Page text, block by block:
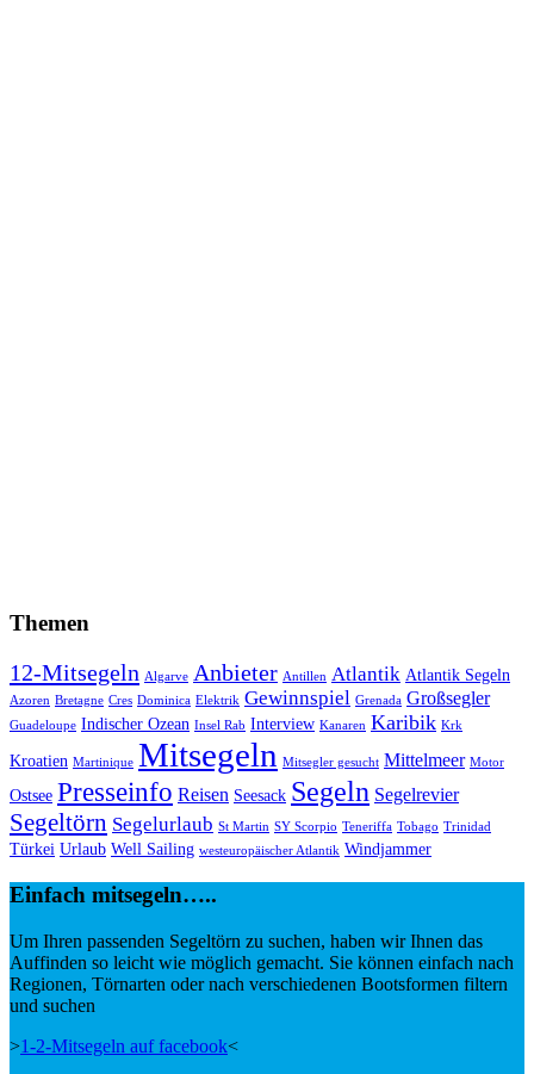
Themen
12-Mitsegeln Algarve Anbieter Antillen Atlantik Atlantik Segeln
Azoren Bretagne Cres Dominica Elektrik Gewinnspiel Grenada Großsegler
Guadeloupe Indischer Ozean Insel Rab Interview Kanaren Karibik Krk
Kroatien Martinique Mitsegeln Mitsegler gesucht Mittelmeer Motor
Ostsee Presseinfo Reisen Seesack Segeln Segelrevier
Segeltörn Segelurlaub St Martin SY Scorpio Teneriffa Tobago Trinidad
Türkei Urlaub Well Sailing westeuropäischer Atlantik Windjammer
Einfach mitsegeln…..
Um Ihren passenden Segeltörn zu suchen, haben wir Ihnen das
Auffinden so leicht wie möglich gemacht. Sie können einfach nach
Regionen, Törnarten oder nach verschiedenen Bootsformen filtern
und suchen
>1-2-Mitsegeln auf facebook<